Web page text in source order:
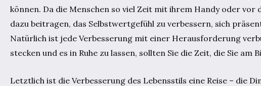
können. Da die Menschen so viel Zeit mit ihrem Handy oder
dazu beitragen, das Selbstwertgefühl zu verbessern, sich
Natürlich ist jede Verbesserung mit einer Herausforderung
stecken und es in Ruhe zu lassen, sollten Sie die Zeit, die Sie
Letztlich ist die Verbesserung des Lebensstils eine Reise – die